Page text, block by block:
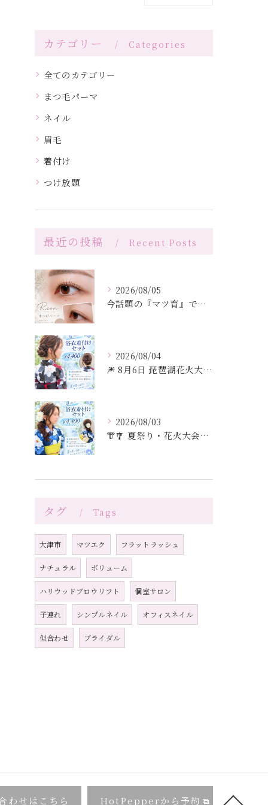
カテゴリー Categories
全てのカテゴリー
まつ毛パーマ
ネイル
眉毛
着付け
つけ放題
最近の投稿 Recent Posts
2026/08/05
今話題の『マツ育』で理想の目元へ」
2026/08/04
🎆 8月6日 琵琶湖花火大会 🎆
2026/08/03
👘🎐 夏祭り・花火大会・お出かけに 🎐👘
タグ Tags
大津市 マツエク フラットラッシュ
ナチュラル ボリューム
ハリウッドブロウリフト 個室サロン
子連れ シンプルネイル オフィスネイル
似合わせ ブライダル
わせはこちら HotPepperから予約